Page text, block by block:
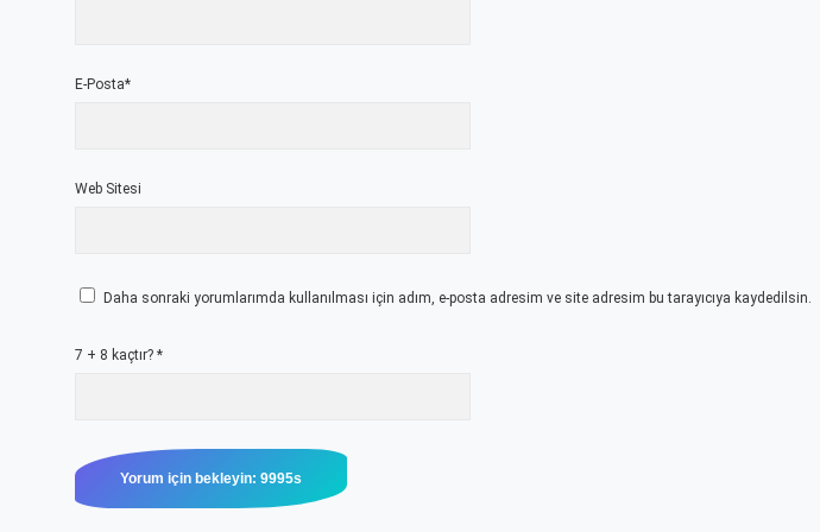
E-Posta*
Web Sitesi
Daha sonraki yorumlarımda kullanılması için adım, e-posta adresim ve site adresim bu tarayıcıya kaydedilsin.
7 + 8 kaçtır? *